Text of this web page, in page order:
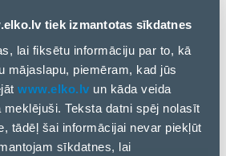
tiek izmantotas sīkdatnes
lai fiksētu informāciju par to, kā
mājaslapu, piemēram, kad jūs
www.elko.lv un kāda veida
Teksta datni spēj nolasīt
tādēļ šai informācijai nevar piekļūt
sīkdatnes, lai
Latvijā.
ir svarīgs ne tikai kā ārējs
apliecinājums tam, ka
Godprātīga attieksme pret
un valsti ir viena no mūsu